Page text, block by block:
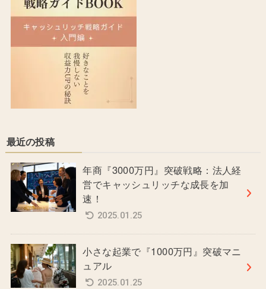
最近の投稿
年商『3000万円』突破戦略：法人経
営でキャッシュリッチな成長を加
速！
2025.01.25
小さな起業で『1000万円』突破マニ
ュアル
2025.01.25